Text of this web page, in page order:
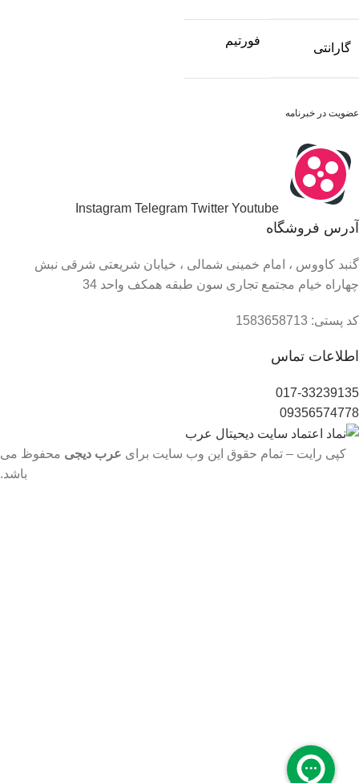
گارانتی
فورتیم
عضویت در خبرنامه
Instagram Telegram Twitter Youtube
آدرس فروشگاه
گنبد کاووس ، امام خمینی شمالی ، خیابان شریعتی شرقی نبش
چهاراه خیام مجتمع تجاری سون طبقه همکف واحد 34
کد پستی: 1583658713
اطلاعات تماس
017-33239135
09356574778
کپی رایت – تمام حقوق این وب سایت برای عرب دیجی محفوظ می
باشد.